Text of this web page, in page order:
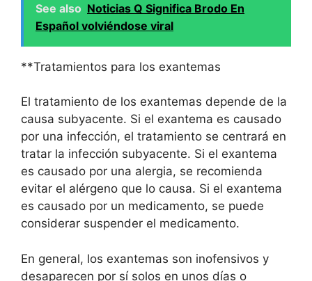
See also Noticias Q Significa Brodo En
Español volviéndose viral
**Tratamientos para los exantemas
El tratamiento de los exantemas depende de la
causa subyacente. Si el exantema es causado
por una infección, el tratamiento se centrará en
tratar la infección subyacente. Si el exantema
es causado por una alergia, se recomienda
evitar el alérgeno que lo causa. Si el exantema
es causado por un medicamento, se puede
considerar suspender el medicamento.
En general, los exantemas son inofensivos y
desaparecen por sí solos en unos días o